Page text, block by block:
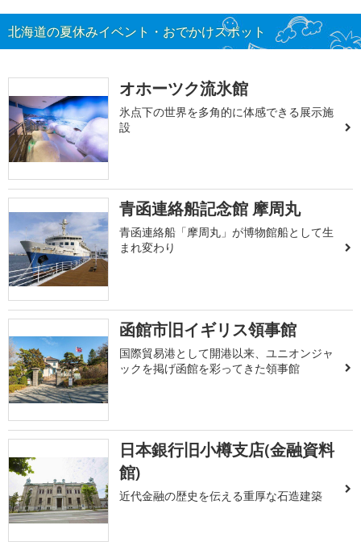
北海道の夏休みイベント・おでかけスポット
オホーツク流氷館
氷点下の世界を多角的に体感できる展示施
設
青函連絡船記念館 摩周丸
青函連絡船「摩周丸」が博物館船として生
まれ変わり
函館市旧イギリス領事館
国際貿易港として開港以来、ユニオンジャ
ックを掲げ函館を彩ってきた領事館
日本銀行旧小樽支店(金融資料
館)
近代金融の歴史を伝える重厚な石造建築